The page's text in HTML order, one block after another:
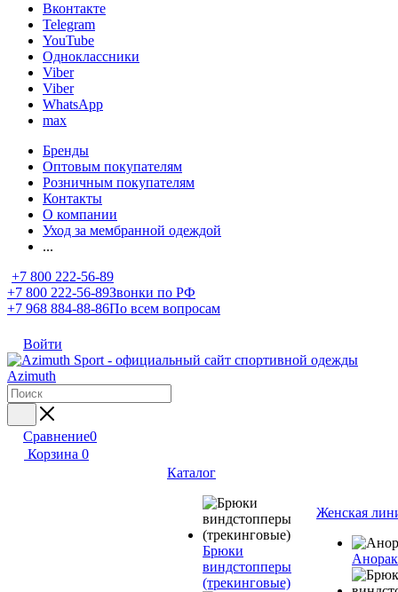
Вконтакте
Telegram
YouTube
Одноклассники
Viber
Viber
WhatsApp
max
Бренды
Оптовым покупателям
Розничным покупателям
Контакты
О компании
Уход за мембранной одеждой
...
+7 800 222-56-89
+7 800 222-56-89Звонки по РФ
+7 968 884-88-86По всем вопросам
Войти
Сравнение0
Корзина 0
Каталог
Брюки
виндстопперы
(трекинговые)
Женская